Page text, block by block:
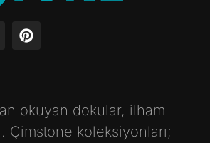
okuyan dokular, ilham
koleksiyonları;